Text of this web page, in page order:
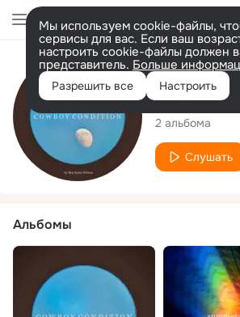
Мы используем cookie-файлы,
сервисы для вас. Если ваш
настроить cookie-файлы должен
представитель. Больше
Разрешить все Настроить
Исполнитель
Ben
2 альбома
Слушать
Альбомы